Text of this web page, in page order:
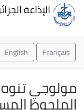
الإذاعة
Français
English
مولوجي تنوه
الملحوظ